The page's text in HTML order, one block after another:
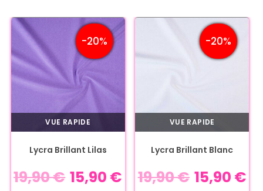
-20%
VUE RAPIDE
Lycra Brillant Lilas
19,90€ 15,90 €
-20%
VUE RAPIDE
Lycra Brillant Blanc
19,90€ 15,90 €